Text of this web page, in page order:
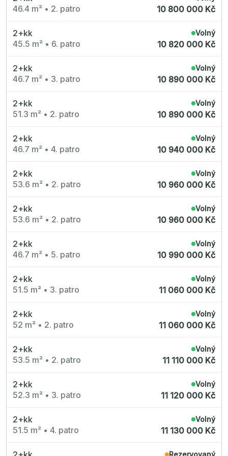
46.4 m² • 2. patro 10 800 000 Kč
2+kk
45.5 m² • 6. patro
Volný
10 820 000 Kč
2+kk
46.7 m² • 3. patro
Volný
10 890 000 Kč
2+kk
51.3 m² • 2. patro
Volný
10 890 000 Kč
2+kk
46.7 m² • 4. patro
Volný
10 940 000 Kč
2+kk
53.6 m² • 2. patro
Volný
10 960 000 Kč
2+kk
53.6 m² • 2. patro
Volný
10 960 000 Kč
2+kk
46.7 m² • 5. patro
Volný
10 990 000 Kč
2+kk
51.5 m² • 3. patro
Volný
11 060 000 Kč
2+kk
52 m² • 2. patro
Volný
11 060 000 Kč
2+kk
53.5 m² • 2. patro
Volný
11 110 000 Kč
2+kk
52.3 m² • 3. patro
Volný
11 120 000 Kč
2+kk
51.5 m² • 4. patro
Volný
11 130 000 Kč
Rezervovaný
Nové byty 6+kk Královehradecký kraj
Nové byty 1+kk Plzeňský kraj
Rezidence Grafická
Lihovar Smíchov Jih
Rezidence Starochodovská
JITRO
Ecovilla Uhříněves
Rezidence Okula
Nová Písnice
Dueta Kamýk
Nový byt 4+kk - Villa Chuchle
Semerínka
Hagibor Kappa
Nový byt 5+kk - Villa Chuchle
Nový byt 3+kk - VARTA
Bělehradská 29
Slavíkova 6
Střížkovský dvůr
Rezidence Cikorka
Polská 52
PORTTI Kladno II
Linea Pura